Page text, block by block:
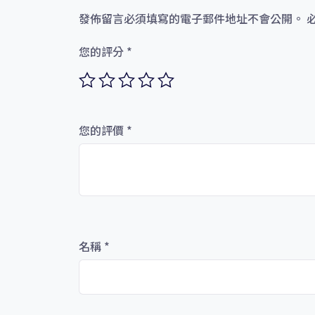
發佈留言必須填寫的電子郵件地址不會公開。
您的評分 *
您的評價 *
名稱 *